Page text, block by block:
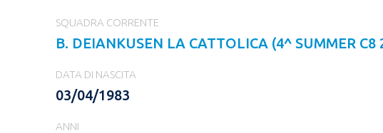
SQUADRA CORRENTE
B. DEIANKUSEN LA CATTOLICA (4^ SUMMER C8
DATA DI NASCITA
03/04/1983
ANNI